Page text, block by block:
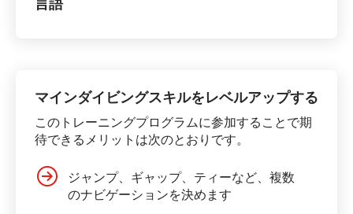
言語
マインダイビングスキルをレベルアップする
このトレーニングプログラムに参加することで期
待できるメリットは次のとおりです。
ジャンプ、ギャップ、ティーなど、複数
のナビゲーションを決めます